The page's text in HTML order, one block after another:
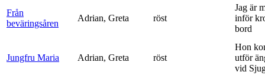
Från
beväringsåren
Adrian, Greta röst
Jag är
inför
bord
Jungfru Maria Adrian, Greta röst
Hon
utför
vid